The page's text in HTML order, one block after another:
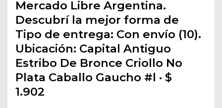
Mercado Libre Argentina.
Descubrí la mejor forma de
Tipo de entrega: Con envío (10).
Ubicación: Capital Antiguo
Estribo De Bronce Criollo No
Plata Caballo Gaucho #l · $
1.902